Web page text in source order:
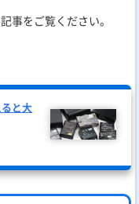
事をご覧ください。
と大